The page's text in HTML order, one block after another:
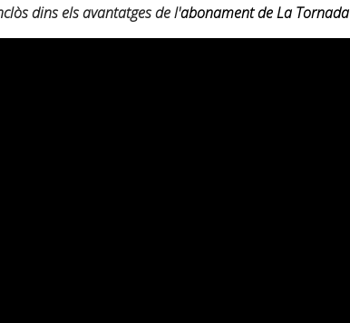
dins els avantatges de l'abonament de La Tornada